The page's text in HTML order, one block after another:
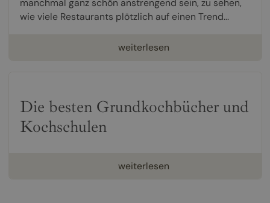
manchmal ganz schön anstrengend sein, zu sehen,
wie viele Restaurants plötzlich auf einen Trend...
weiterlesen
Die besten Grundkochbücher und
Kochschulen
weiterlesen